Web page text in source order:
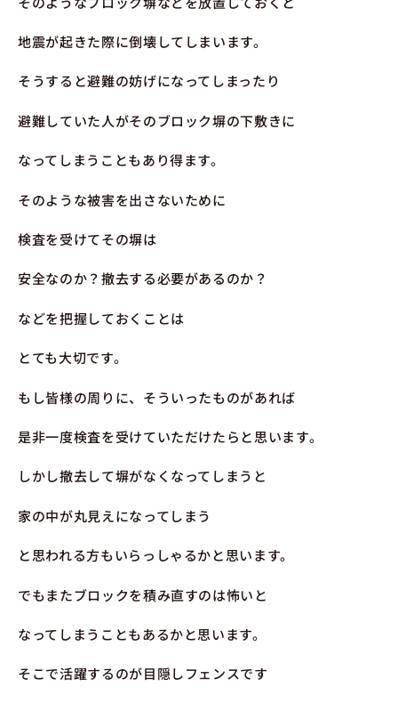
地震が起きた際に倒壊してしまいます。
そうすると避難の妨げになってしまったり
避難していた人がそのブロック塀の下敷きに
なってしまうこともあり得ます。
そのような被害を出さないために
検査を受けてその塀は
安全なのか？撤去する必要があるのか？
などを把握しておくことは
とても大切です。
もし皆様の周りに、そういったものがあれば
是非一度検査を受けていただけたらと思います。
しかし撤去して塀がなくなってしまうと
家の中が丸見えになってしまう
と思われる方もいらっしゃるかと思います。
でもまたブロックを積み直すのは怖いと
なってしまうこともあるかと思います。
そこで活躍するのが目隠しフェンスです